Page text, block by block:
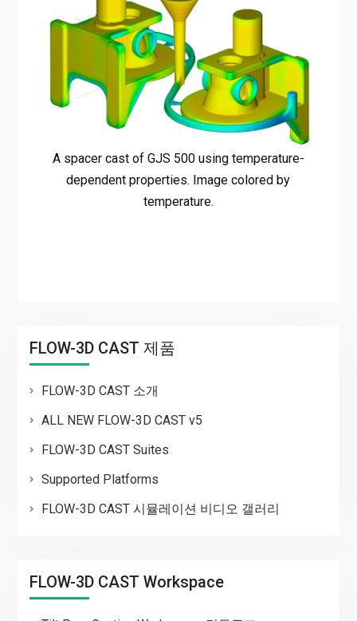
A spacer cast of GJS 500 using temperature-
dependent properties. Image colored by
temperature.
FLOW-3D CAST 제품
FLOW-3D CAST 소개
ALL NEW FLOW-3D CAST v5
FLOW-3D CAST Suites
Supported Platforms
FLOW-3D CAST 시뮬레이션 비디오 갤러리
FLOW-3D CAST Workspace